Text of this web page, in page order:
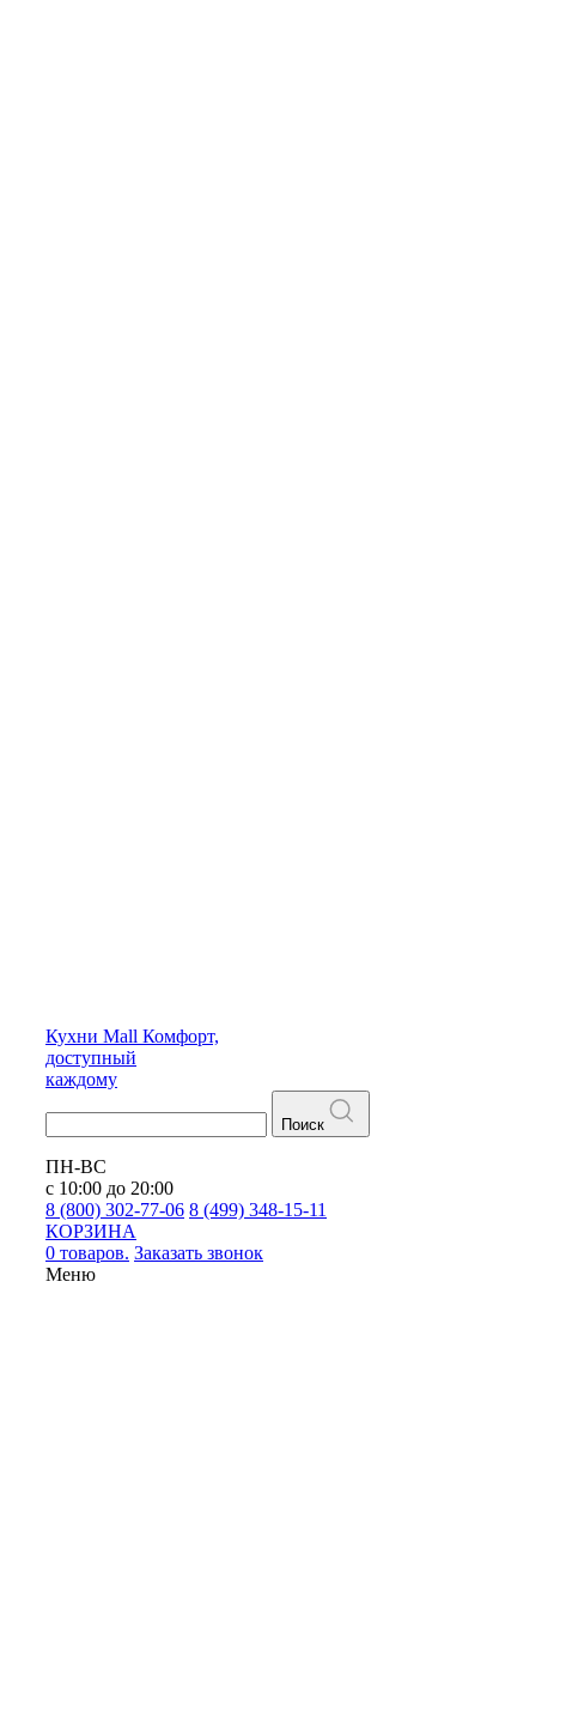
Кухни Mall Комфорт,
доступный
каждому
Поиск
ПН-ВС
с 10:00 до 20:00
8 (800) 302-77-06 8 (499) 348-15-11
КОРЗИНА
0 товаров. Заказать звонок
Меню